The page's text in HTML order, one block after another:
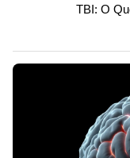
TBI: O